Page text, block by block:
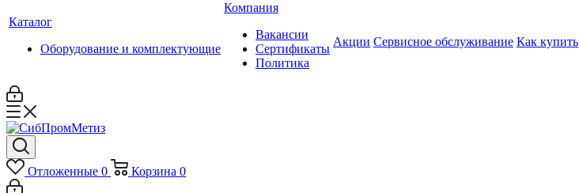
Каталог
Оборудование и комплектующие
Компания
Вакансии
Сертификаты
Политика
Акции Сервисное обслуживание Как купить
Отложенные 0 Корзина 0